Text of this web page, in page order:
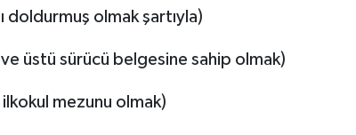
doldurmuş olmak şartıyla)
ve üstü sürücü belgesine sahip olmak)
mezunu olmak)